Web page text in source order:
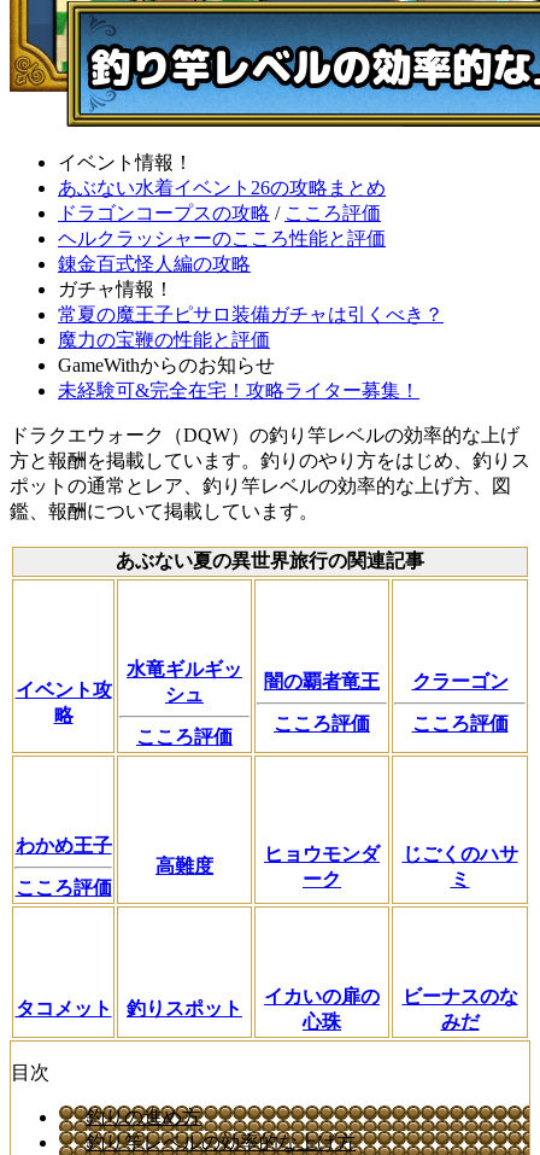
イベント情報！
あぶない水着イベント26の攻略まとめ
ドラゴンコープスの攻略 / こころ評価
ヘルクラッシャーのこころ性能と評価
錬金百式怪人編の攻略
ガチャ情報！
常夏の魔王子ピサロ装備ガチャは引くべき？
魔力の宝鞭の性能と評価
GameWithからのお知らせ
未経験可&完全在宅！攻略ライター募集！
ドラクエウォーク（DQW）の釣り竿レベルの効率的な上げ
方と報酬を掲載しています。釣りのやり方をはじめ、釣りス
ポットの通常とレア、釣り竿レベルの効率的な上げ方、図
鑑、報酬について掲載しています。
あぶない夏の異世界旅行の関連記事
イベント攻
略
水竜ギルギッ
シュ
こころ評価
闇の覇者竜王
こころ評価
クラーゴン
こころ評価
わかめ王子
こころ評価
高難度
ヒョウモンダ
ーク
じごくのハサ
ミ
タコメット 釣りスポット
イカいの扉の
心珠
ビーナスのな
みだ
目次
釣りの進め方
釣り竿レベルの効率的な上げ方